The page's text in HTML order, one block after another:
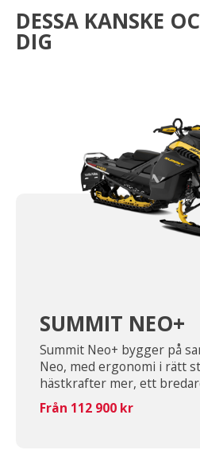
DESSA KANSKE
DIG
SUMMIT NEO+
Summit Neo+ bygger på
Neo, med ergonomi i rätt
hästkrafter mer, ett
Från 112 900 kr